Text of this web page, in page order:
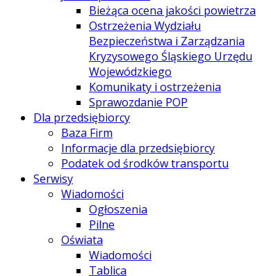
Bieżąca ocena jakości powietrza
Ostrzeżenia Wydziału
Bezpieczeństwa i Zarządzania
Kryzysowego Śląskiego Urzędu
Wojewódzkiego
Komunikaty i ostrzeżenia
Sprawozdanie POP
Dla przedsiębiorcy
Baza Firm
Informacje dla przedsiębiorcy
Podatek od środków transportu
Serwisy
Wiadomości
Ogłoszenia
Pilne
Oświata
Wiadomości
Tablica